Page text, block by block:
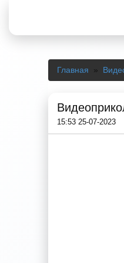
Главная »
15:53 25-07-2023